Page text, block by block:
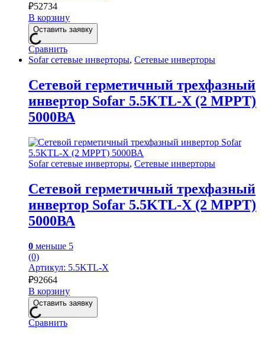
₽52734
В корзину
Оставить заявку
Сравнить
Sofar сетевые инверторы, Сетевые инверторы
Сетевой герметичный трехфазный
инвертор Sofar 5.5KTL-X (2 MPPT)
5000ВА
Sofar сетевые инверторы, Сетевые инверторы
Сетевой герметичный трехфазный
инвертор Sofar 5.5KTL-X (2 MPPT)
5000ВА
0 меньше 5
(0)
Артикул: 5.5KTL-X
₽92664
В корзину
Оставить заявку
Сравнить